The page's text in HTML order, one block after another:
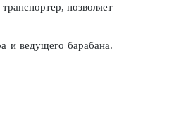
позволяет
и ведущего барабана.